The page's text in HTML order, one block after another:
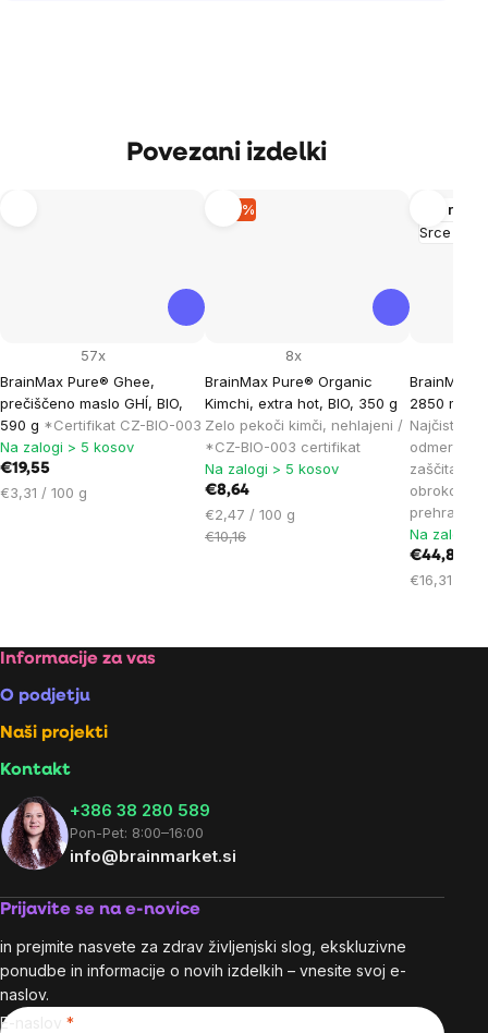
Povezani izdelki
BrainMax Pure® Ghee,
prečiščeno maslo GHÍ, BIO,
590 g *Certifikat CZ-BIO-003
57x
Na zalogi > 5 kosov
€19,55
Cena
€3,31 / 100 g
–14 %
BrainMax Pure® Organic
Kimchi, extra hot, BIO, 350 g
Zelo pekoči kimči, nehlajeni /
*CZ-BIO-003 certifikat
8x
Na zalogi > 5 kosov
€8,64
Cena
na
€2,47 / 100 g
€10,16
Srce in
Več
BrainMax
2850 mg
Najčistejši
odmerek
zaščita,
obrokov,
Na zalogi
€44,85
Cena
€16,31 /
Footer
Informacije za vas
O podjetju
Naši projekti
Kontakt
+386 38 280 589
Pon-Pet: 8:00–16:00
info@brainmarket.si
Prijavite se na e-novice
in prejmite nasvete za zdrav življenjski slog, ekskluzivne
ponudbe in informacije o novih izdelkih – vnesite svoj e-
naslov.
E-naslov